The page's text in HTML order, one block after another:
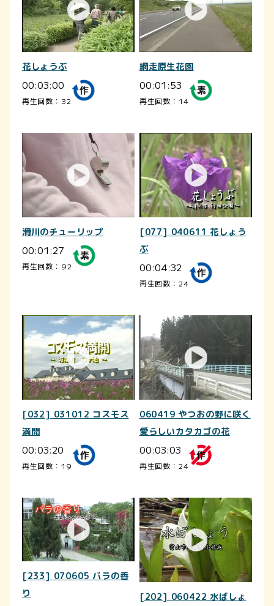
花しょうぶ
00:03:00
再生回数：32
網走原生花園
00:01:53
再生回数：14
滑川のチューリップ
00:01:27
再生回数：92
[077] 040611 花しょう
ぶ
00:04:32
再生回数：24
[032] 031012 コスモス
満開
00:03:20
再生回数：19
060419 やつおの野に咲く
愛らしいカタカゴの花
00:03:03
再生回数：24
[233] 070605 バラの香
り
[202] 060422 水ばしょ